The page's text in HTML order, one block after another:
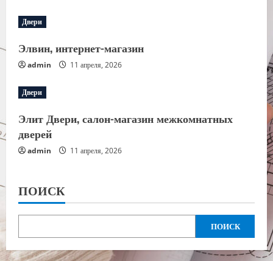
Двери
Элвин, интернет-магазин
admin 11 апреля, 2026
Двери
Элит Двери, салон-магазин межкомнатных
дверей
admin 11 апреля, 2026
ПОИСК
ПОИСК